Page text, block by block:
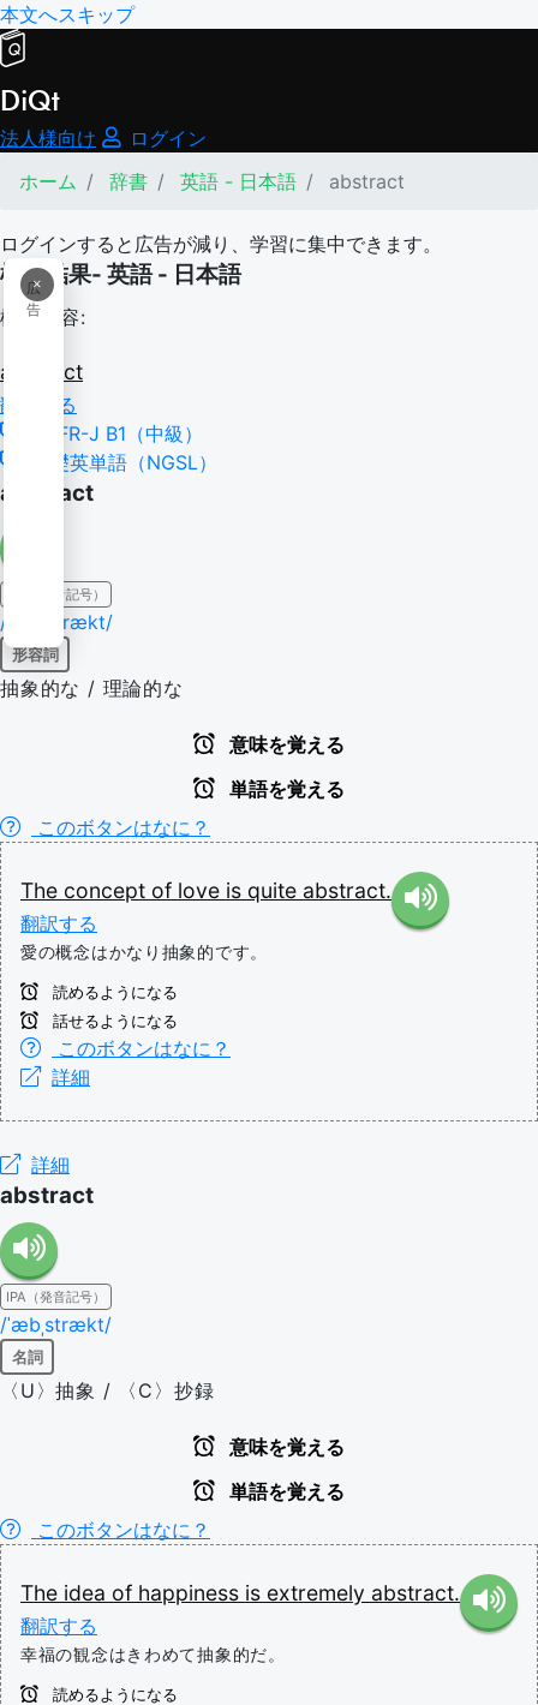
本文へスキップ
DiQt
法人様向け
ログイン
ホーム
辞書 英語 - 日本語 abstract
ログインすると広告が減り、学習に集中できます。
×
広
告
検索結果- 英語 - 日本語
検索内容:
abstract
翻訳する
CEFR-J B1（中級）
基礎英単語（NGSL）
abstract
IPA（発音記号）
/ˈæb.strækt/
形容詞
抽象的な / 理論的な
意味を覚える
単語を覚える
このボタンはなに？
The concept of love is quite abstract.
翻訳する
愛の概念はかなり抽象的です。
読めるようになる
話せるようになる
このボタンはなに？
詳細
詳細
abstract
IPA（発音記号）
/ˈæbˌstrækt/
名詞
〈U〉抽象 / 〈C〉抄録
意味を覚える
単語を覚える
このボタンはなに？
The idea of happiness is extremely abstract.
翻訳する
幸福の観念はきわめて抽象的だ。
読めるようになる